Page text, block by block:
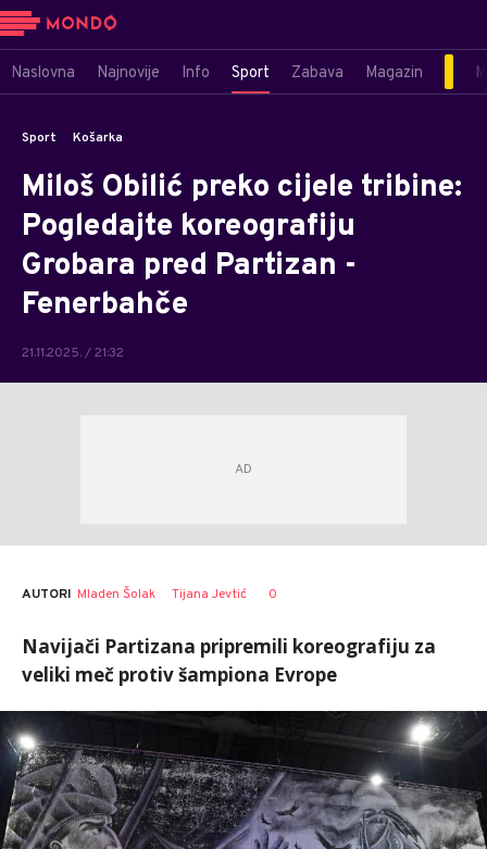
Naslovna Najnovije Info Sport Zabava Magazin
Sport Košarka
Miloš Obilić preko cijele tribine:
Pogledajte koreografiju
Grobara pred Partizan -
Fenerbahče
21.11.2025. / 21:32
AUTORI Mladen Šolak Tijana Jevtić 0
Navijači Partizana pripremili koreografiju za
veliki meč protiv šampiona Evrope